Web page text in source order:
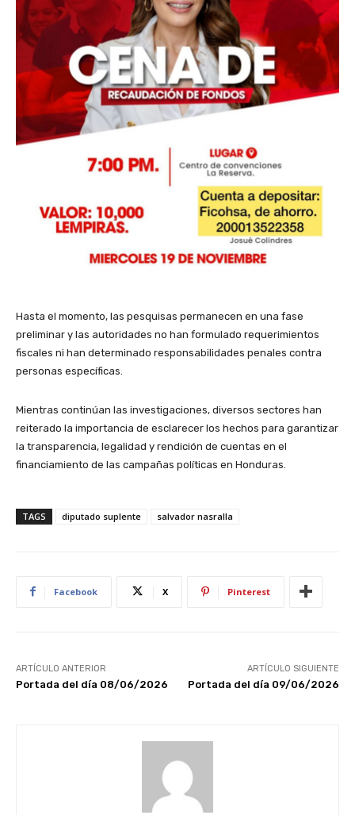
Hasta el momento, las pesquisas permanecen en una fase
preliminar y las autoridades no han formulado requerimientos
fiscales ni han determinado responsabilidades penales contra
personas específicas.
Mientras continúan las investigaciones, diversos sectores han
reiterado la importancia de esclarecer los hechos para garantizar
la transparencia, legalidad y rendición de cuentas en el
financiamiento de las campañas políticas en Honduras.
TAGS diputado suplente salvador nasralla
Facebook X Pinterest
ARTÍCULO ANTERIOR
Portada del día 08/06/2026
ARTÍCULO SIGUIENTE
Portada del día 09/06/2026